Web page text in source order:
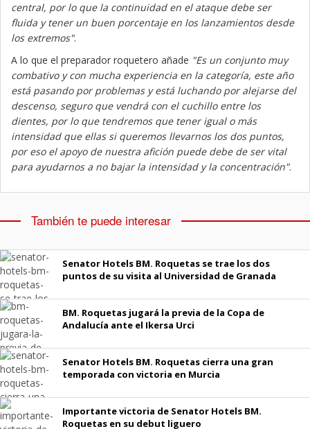
central, por lo que la continuidad en el ataque debe ser
fluida y tener un buen porcentaje en los lanzamientos desde
los extremos".
A lo que el preparador roquetero añade "Es un conjunto muy
combativo y con mucha experiencia en la categoría, este año
está pasando por problemas y está luchando por alejarse del
descenso, seguro que vendrá con el cuchillo entre los
dientes, por lo que tendremos que tener igual o más
intensidad que ellas si queremos llevarnos los dos puntos,
por eso el apoyo de nuestra afición puede debe de ser vital
para ayudarnos a no bajar la intensidad y la concentración".
También te puede interesar
Senator Hotels BM. Roquetas se trae los dos
puntos de su visita al Universidad de Granada
BM. Roquetas jugará la previa de la Copa de
Andalucía ante el Ikersa Urci
Senator Hotels BM. Roquetas cierra una gran
temporada con victoria en Murcia
Importante victoria de Senator Hotels BM.
Roquetas en su debut liguero